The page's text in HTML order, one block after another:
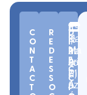
C
O
N
T
A
C
T
R
E
D
E
S
S
O
D
I
R
E
C
C
I
Ka
nta
uri
Pl
az
n
º
2
-
C.
P.
2
0
7
5
Z
U
M
A
I
A
(G
ip
uz
ko
a)